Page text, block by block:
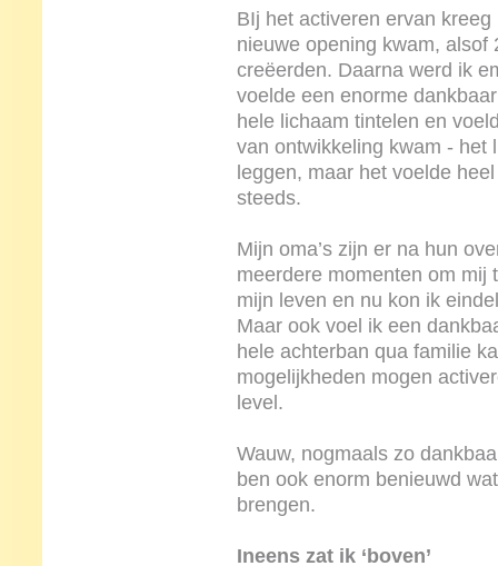
BIj het activeren ervan
nieuwe opening kwam,
creëerden. Daarna werd ik
voelde een enorme
hele lichaam tintelen en
van ontwikkeling kwam - het
leggen, maar het voelde
steeds.
Mijn oma’s zijn er na hun
meerdere momenten om mij
mijn leven en nu kon ik
Maar ook voel ik een
hele achterban qua familie
mogelijkheden mogen
level.
Wauw, nogmaals zo
ben ook enorm benieuwd
brengen.
Ineens zat ik ‘boven’